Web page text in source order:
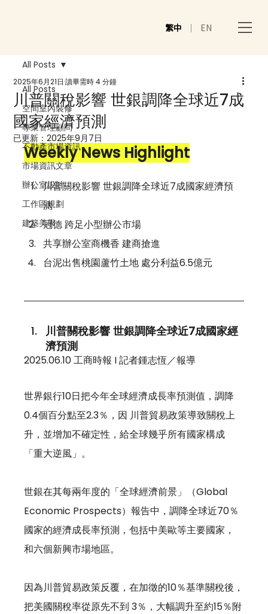
繁中 ｜ EN
All Posts
空間室內裝修
專業管理顧問
不動產市場資訊
市場資訊文章
辦公室設計
工作區規劃
建築美學
All Posts
川普關稅影響 世銀調降全球近7成
國家經濟預測
2025年6月21日 讀畢需時 4 分鐘
已更新：2025年9月7日
Weekly News Highlight
川普關稅影響 世銀調降全球近7成國家經濟預
測
冠德 跨足小型辦公市場
共享辦公室商機香 建商搶進
台泥出售桃園蘆竹土地 處分利益6.5億元
川普關稅影響 世銀調降全球近7成國家經
濟預測
2025.06.10 工商時報 I 記者鍾志恆／報導
世界銀行10日把今年全球經濟成長率預測值，調降
0.4個百分點至2.3％，因 川普貿易政策導致關稅上
升，並增加不確定性，給全球幾乎所有國家構成
「重大逆風」。
世銀在其每兩年度的「全球經濟前景」（Global
Economic Prospects）報告中，調降全球近70％
國家的經濟成長率預測，包括中美歐等主要國家，
和六個新興市場地區。
因為川普貿易政策反覆，在加徵的10％基準關稅後，
把美國關稅率從原先不到 3％，大幅調升至約15％附